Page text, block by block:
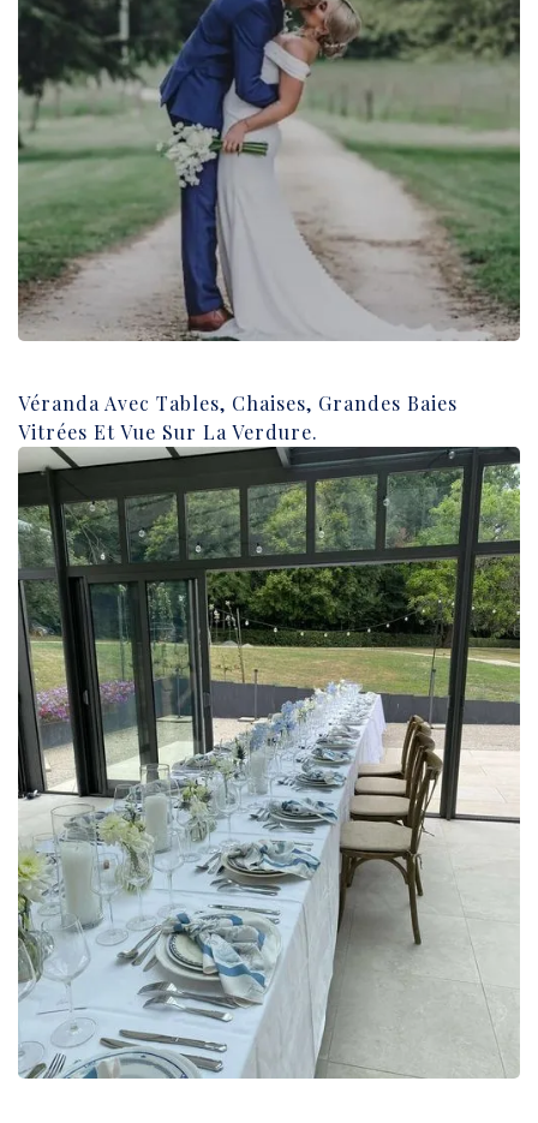
Véranda Avec Tables, Chaises, Grandes Baies
Vitrées Et Vue Sur La Verdure.